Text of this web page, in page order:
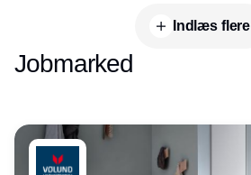
Indlæs flere
Jobmarked